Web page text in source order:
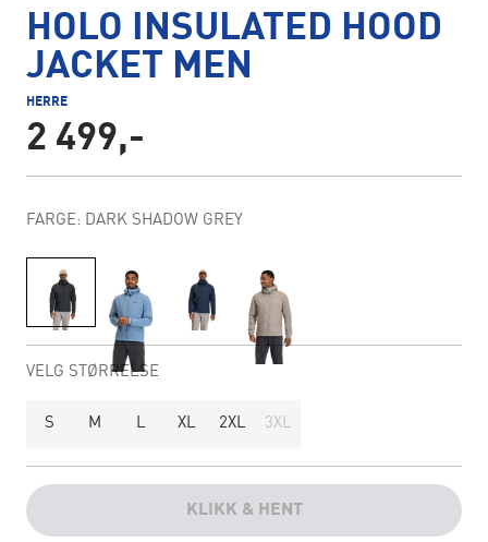
HOLO INSULATED HOOD
JACKET MEN
HERRE
2 499,-
FARGE: DARK SHADOW GREY
VELG STØRRELSE
S M L XL 2XL 3XL
KLIKK & HENT